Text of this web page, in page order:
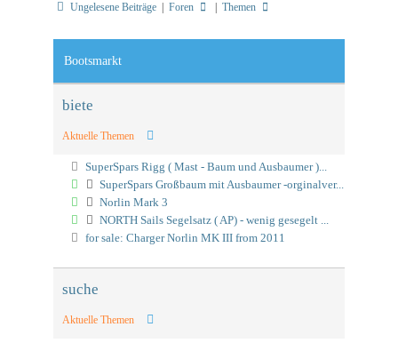
Ungelesene Beiträge Foren Themen
Bootsmarkt
biete
Aktuelle Themen
SuperSpars Rigg ( Mast - Baum und Ausbaumer )...
SuperSpars Großbaum mit Ausbaumer -orginalver...
Norlin Mark 3
NORTH Sails Segelsatz ( AP) - wenig gesegelt ...
for sale: Charger Norlin MK III from 2011
suche
Aktuelle Themen